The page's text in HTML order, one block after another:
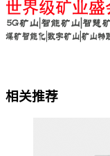
相关推荐